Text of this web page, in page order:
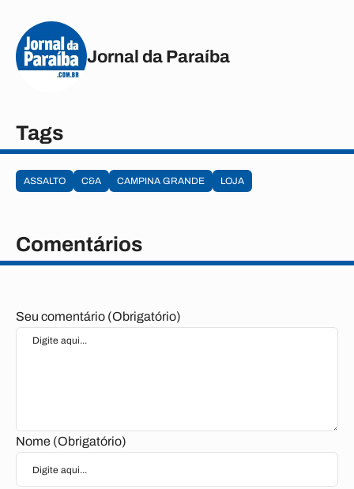
Jornal da Paraíba
Tags
ASSALTO C&A CAMPINA GRANDE LOJA
Comentários
Seu comentário (Obrigatório)
Nome (Obrigatório)